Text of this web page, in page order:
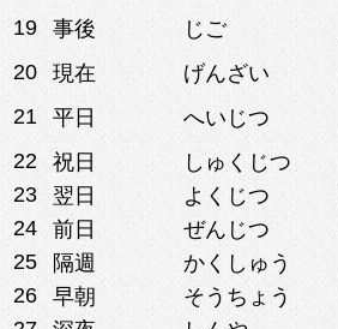
19 事後 じご
20
現在 げんざい
21
平日 へいじつ
22
祝日 しゅくじつ
23
翌日 よくじつ
24
前日 ぜんじつ
25
隔週 かくしゅう
26
早朝 そうちょう